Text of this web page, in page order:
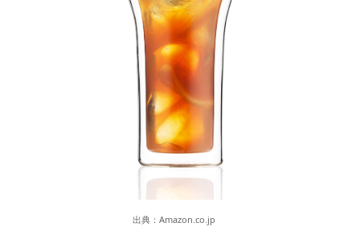
出典： Amazon.co.jp